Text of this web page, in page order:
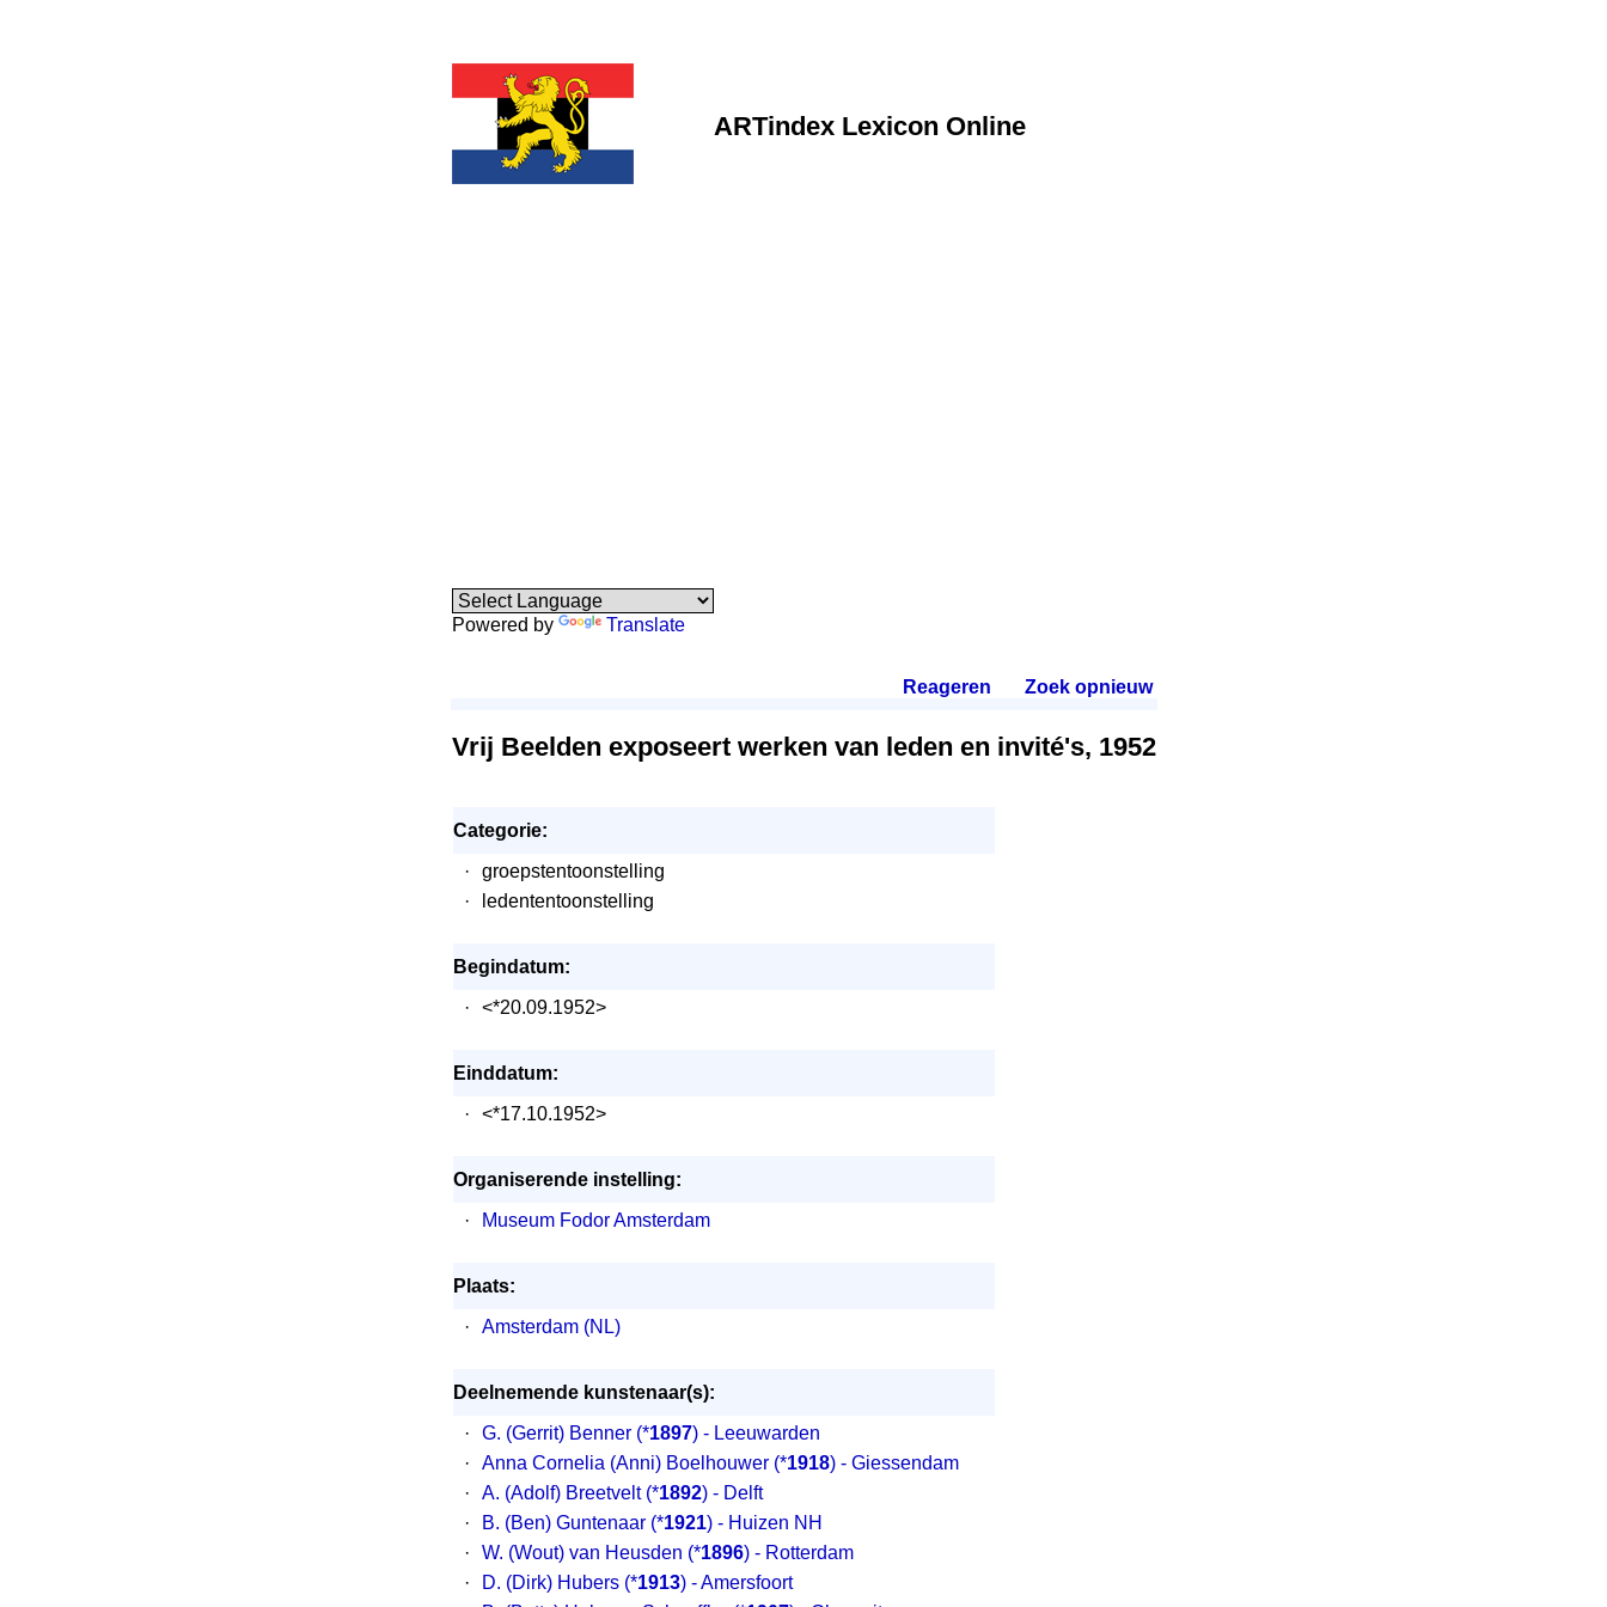
ARTindex Lexicon Online
Powered by Translate
Reageren Zoek opnieuw.
Vrij Beelden exposeert werken van leden en invité's, 1952
Categorie:
·
groepstentoonstelling
·
ledententoonstelling
Begindatum:
·
<*20.09.1952>
Einddatum:
·
<*17.10.1952>
Organiserende instelling:
·
Museum Fodor Amsterdam
Plaats:
·
Amsterdam (NL)
Deelnemende kunstenaar(s):
·
G. (Gerrit) Benner (*1897) - Leeuwarden
·
Anna Cornelia (Anni) Boelhouwer (*1918) - Giessendam
·
A. (Adolf) Breetvelt (*1892) - Delft
·
B. (Ben) Guntenaar (*1921) - Huizen NH
·
W. (Wout) van Heusden (*1896) - Rotterdam
·
D. (Dirk) Hubers (*1913) - Amersfoort